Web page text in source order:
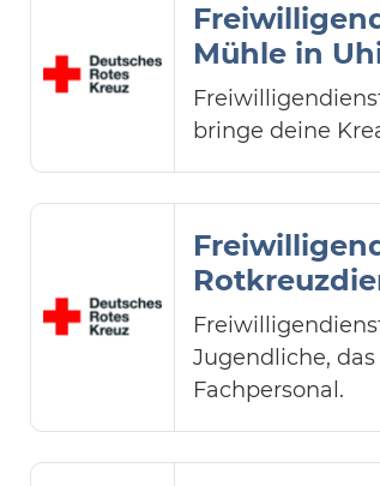
Mühle in
bringe deine
Jugendliche,
Fachpersonal.